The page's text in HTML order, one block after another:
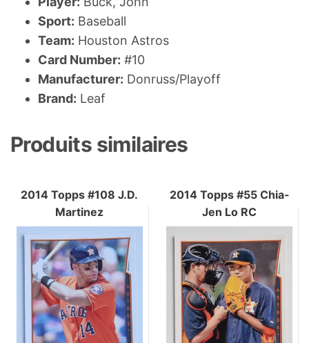
Sport: Baseball
Team: Houston Astros
Card Number: #10
Manufacturer: Donruss/Playoff
Brand: Leaf
Produits similaires
2014 Topps #108 J.D.
Martinez
2014 Topps #55 Chia-
Jen Lo RC